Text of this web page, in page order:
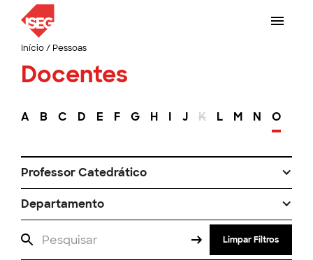
Início/ Pessoas
Docentes
A B C D E F G H I J K L M N O
Professor Catedrático
Departamento
Limpar Filtros